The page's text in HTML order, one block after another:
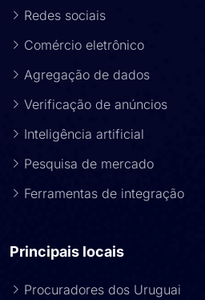
Redes sociais
Comércio eletrônico
Agregação de dados
Verificação de anúncios
Inteligência artificial
Pesquisa de mercado
Ferramentas de integração
Principais locais
Procuradores dos Uruguai